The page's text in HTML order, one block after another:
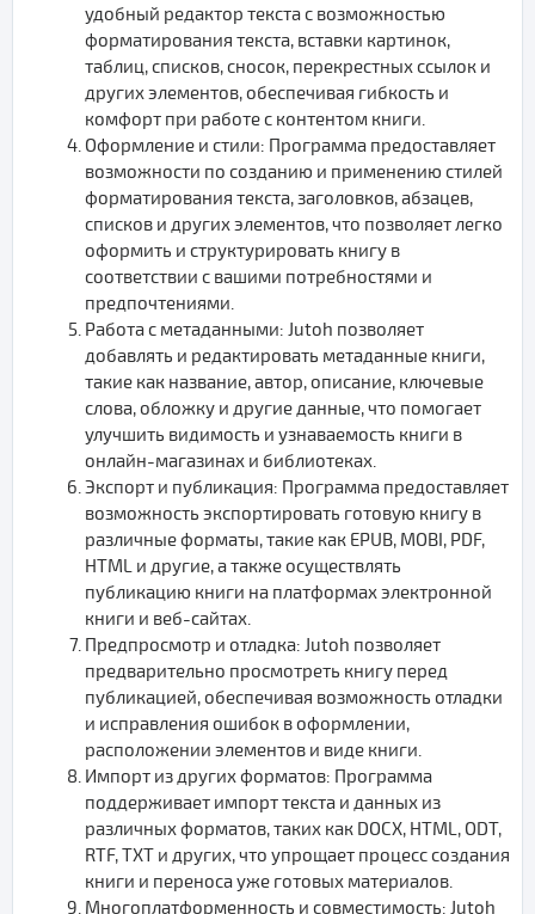
удобный редактор текста с возможностью
форматирования текста, вставки картинок,
таблиц, списков, сносок, перекрестных ссылок и
других элементов, обеспечивая гибкость и
комфорт при работе с контентом книги.
Оформление и стили: Программа предоставляет
возможности по созданию и применению стилей
форматирования текста, заголовков, абзацев,
списков и других элементов, что позволяет легко
оформить и структурировать книгу в
соответствии с вашими потребностями и
предпочтениями.
Работа с метаданными: Jutoh позволяет
добавлять и редактировать метаданные книги,
такие как название, автор, описание, ключевые
слова, обложку и другие данные, что помогает
улучшить видимость и узнаваемость книги в
онлайн-магазинах и библиотеках.
Экспорт и публикация: Программа предоставляет
возможность экспортировать готовую книгу в
различные форматы, такие как EPUB, MOBI, PDF,
HTML и другие, а также осуществлять
публикацию книги на платформах электронной
книги и веб-сайтах.
Предпросмотр и отладка: Jutoh позволяет
предварительно просмотреть книгу перед
публикацией, обеспечивая возможность отладки
и исправления ошибок в оформлении,
расположении элементов и виде книги.
Импорт из других форматов: Программа
поддерживает импорт текста и данных из
различных форматов, таких как DOCX, HTML, ODT,
RTF, TXT и других, что упрощает процесс создания
книги и переноса уже готовых материалов.
Многоплатформенность и совместимость: Jutoh